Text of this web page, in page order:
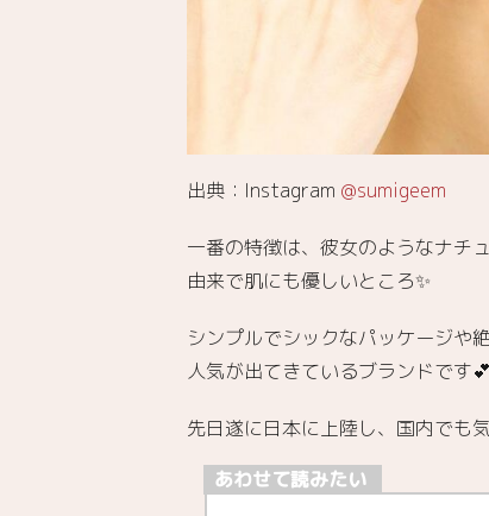
ットリップ
ク」と「リ
ップグロウ
カラードテ
口コミは？
4.1.
ーミ
ーマ
ット
出典：Instagram @sumigeem
一番の特徴は、彼女のようなナチ
由来で肌にも優しいところ✨
シンプルでシックなパッケージや
人気が出てきているブランドです💕
先日遂に日本に上陸し、国内でも
あわせて読みたい